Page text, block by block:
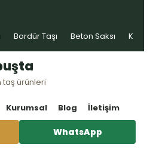
Bordür Taşı Beton Saksı Kablo
ürünleri
Kurumsal Blog İletişim
WhatsApp